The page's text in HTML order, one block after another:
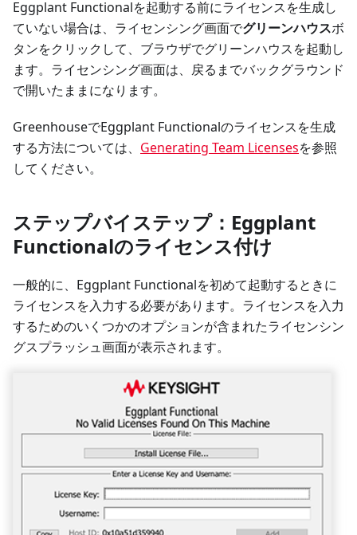
Eggplant Functionalを起動する前にライセンスを生成し
ていない場合は、ライセンシング画面でグリーンハウスボ
タンをクリックして、ブラウザでグリーンハウスを起動し
ます。ライセンシング画面は、戻るまでバックグラウンド
で開いたままになります。
GreenhouseでEggplant Functionalのライセンスを生成
する方法については、 Generating Team Licensesを参照
してください。
ステップバイステップ：Eggplant
Functionalのライセンス付け
一般的に、Eggplant Functionalを初めて起動するときに
ライセンスを入力する必要があります。ライセンスを入力
するためのいくつかのオプションが含まれたライセンシン
グスプラッシュ画面が表示されます。